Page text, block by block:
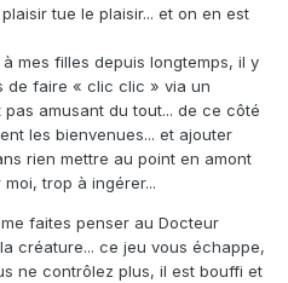
tue le plaisir... et on en est
mes filles depuis longtemps, il y
de faire « clic clic » via un
amusant du tout... de ce côté
les bienvenues... et ajouter
rien mettre au point en amont
trop à ingérer...
faites penser au Docteur
créature... ce jeu vous échappe,
ne contrôlez plus, il est bouffi et